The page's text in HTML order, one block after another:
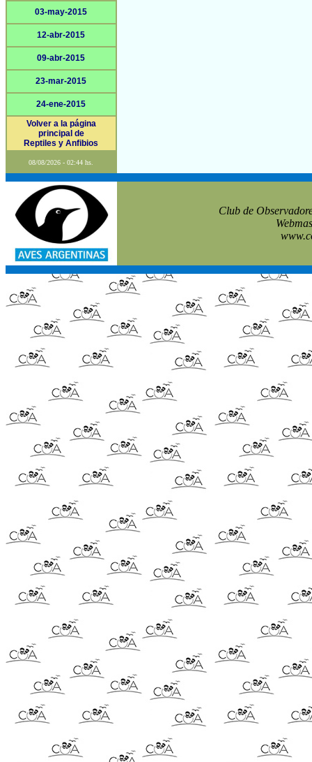
03-may-2015
12-abr-2015
09-abr-2015
23-mar-2015
24-ene-2015
Volver a la página
principal de
Reptiles y Anfibios
08/08/2026 - 02:44 hs.
Club de